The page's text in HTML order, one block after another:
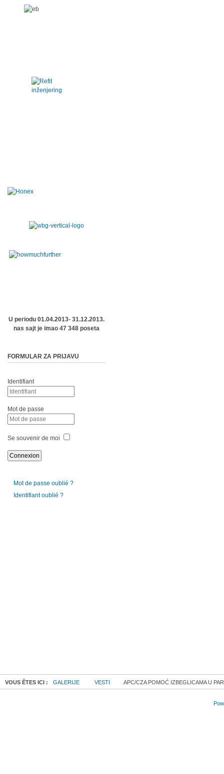
U periodu 01.04.2013- 31.12.2013.
nas sajt je imao 47 348 poseta
FORMULAR ZA PRIJAVU
Identifiant
Mot de passe
Se souvenir de moi
Mot de passe oublié ?
Identifiant oublié ?
VOUS ÊTES ICI : GALERIJE VESTI APC/CZA POMOĆ IZBEGLICAMA U